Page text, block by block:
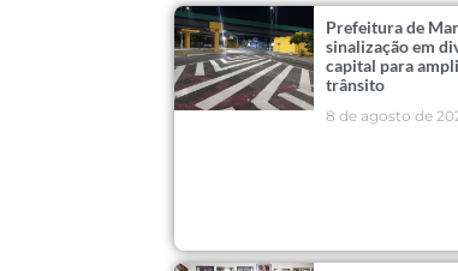
Prefeitura de
sinalização em
capital para
trânsito
8 de agosto de